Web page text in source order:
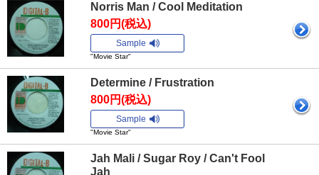
Norris Man / Cool Meditation
800円(税込)
Sample
"Movie Star"
Determine / Frustration
800円(税込)
Sample
"Movie Star"
Jah Mali / Sugar Roy / Can't Fool
Jah